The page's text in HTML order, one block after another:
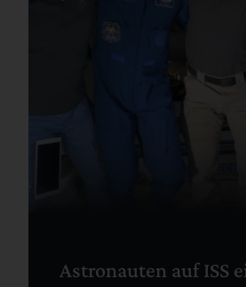
Astronauten auf ISS